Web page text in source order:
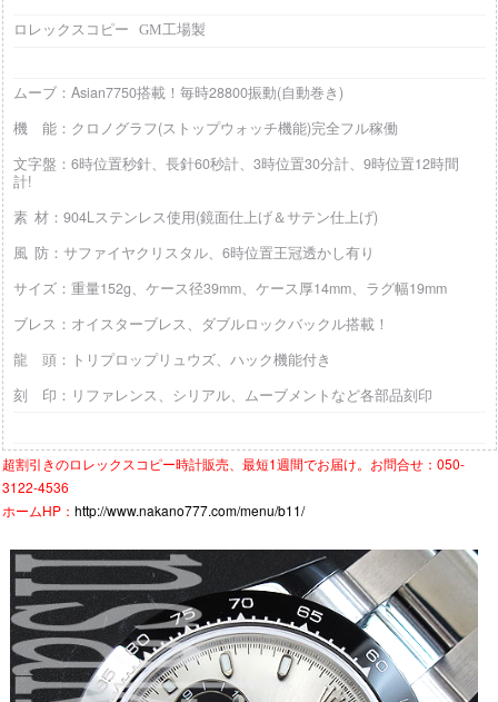
ロレックスコピー GM工場製
ムーブ：Asian7750搭載！毎時28800振動(自動巻き)
機 能：クロノグラフ(ストップウォッチ機能)完全フル稼働
文字盤：6時位置秒針、長針60秒計、3時位置30分計、9時位置12時間
計!
素 材：904Lステンレス使用(鏡面仕上げ＆サテン仕上げ)
風 防：サファイヤクリスタル、6時位置王冠透かし有り
サイズ：重量152g、ケース径39mm、ケース厚14mm、ラグ幅19mm
ブレス：オイスターブレス、ダブルロックバックル搭載！
龍 頭：トリプロップリュウズ、ハック機能付き
刻 印：リファレンス、シリアル、ムーブメントなど各部品刻印
超割引きのロレックスコピー時計販売、最短1週間でお届け。お問合せ：050-
3122-4536
ホームHP： http://www.nakano777.com/menu/b11/